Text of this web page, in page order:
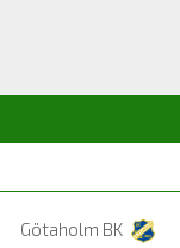
Götaholm BK